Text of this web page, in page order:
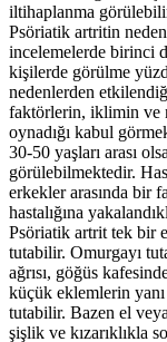
iltihaplanma
Psöriatik artritin
incelemelerde birinci
kişilerde görülme
nedenlerden
faktörlerin, iklimin ve
oynadığı kabul
30-50 yaşları arası
görülebilmektedir.
erkekler arasında bir
hastalığına
Psöriatik artrit tek bir
tutabilir. Omurgayı
ağrısı, göğüs
küçük eklemlerin
tutabilir. Bazen el
şişlik ve kızarıklıkla